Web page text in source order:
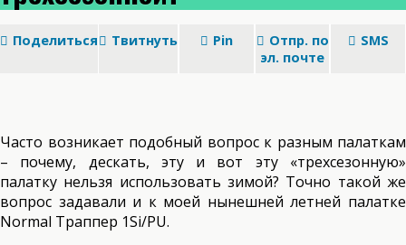
Поделиться Твитнуть Pin
Отпр. по
эл. почте
SMS
Часто возникает подобный вопрос к разным палаткам
– почему, дескать, эту и вот эту «трехсезонную»
палатку нельзя использовать зимой? Точно такой же
вопрос задавали и к моей нынешней летней палатке
Normal Траппер 1Si/PU.